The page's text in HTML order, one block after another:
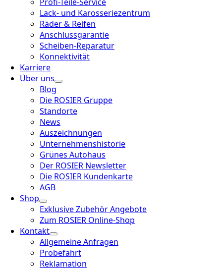
Lack- und Karosseriezentrum
Räder & Reifen
Anschlussgarantie
Scheiben-Reparatur
Konnektivität
Karriere
Über uns
Blog
Die ROSIER Gruppe
Standorte
News
Auszeichnungen
Unternehmenshistorie
Grünes Autohaus
Der ROSIER Newsletter
Die ROSIER Kundenkarte
AGB
Shop
Exklusive Zubehör Angebote
Zum ROSIER Online-Shop
Kontakt
Allgemeine Anfragen
Probefahrt
Reklamation